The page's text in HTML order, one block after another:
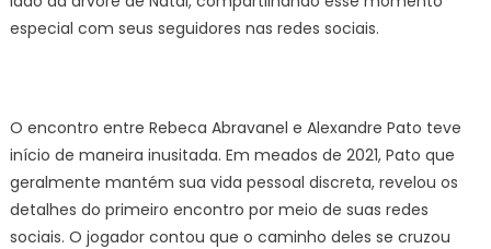
especial com seus seguidores nas redes sociais.
O encontro entre Rebeca Abravanel e Alexandre Pato teve
início de maneira inusitada. Em meados de 2021, Pato que
geralmente mantém sua vida pessoal discreta, revelou os
detalhes do primeiro encontro por meio de suas redes
sociais. O jogador contou que o caminho deles se cruzou